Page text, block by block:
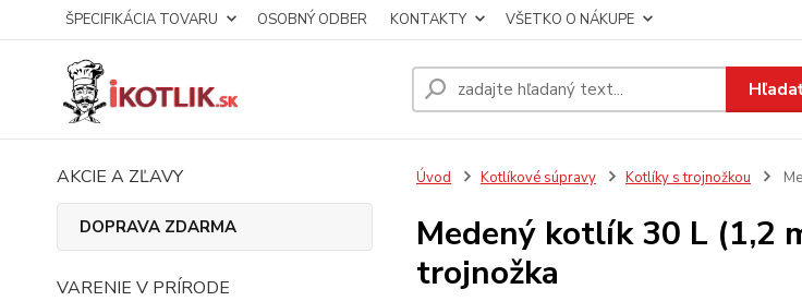
ŠPECIFIKÁCIA TOVARU OSOBNÝ ODBER KONTAKTY VŠETKO O NÁKUPE
AKCIE A ZĽAVY
DOPRAVA ZDARMA
VARENIE V PRÍRODE
Úvod Kotlíkové súpravy Kotlíky s trojnožkou
Medený kotlík 30 L (1,2
trojnožka